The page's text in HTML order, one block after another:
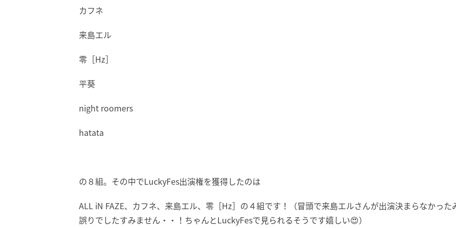
カフネ
来島エル
零［Hz］
平葵
night roomers
hatata
の８組。その中でLuckyFes出演権を獲得したのは
ALL iN FAZE、カフネ、来島エル、零［Hz］の４組です！（冒頭で来島エルさんが出演決まらなかった
誤りでしたすみません・・！ちゃんとLuckyFesで見られるそうです嬉しい😍）